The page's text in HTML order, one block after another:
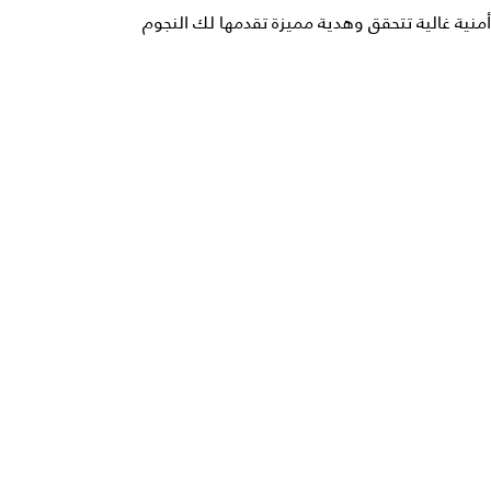
أمنية غالية تتحقق وهدية مميزة تقدمها لك النجوم